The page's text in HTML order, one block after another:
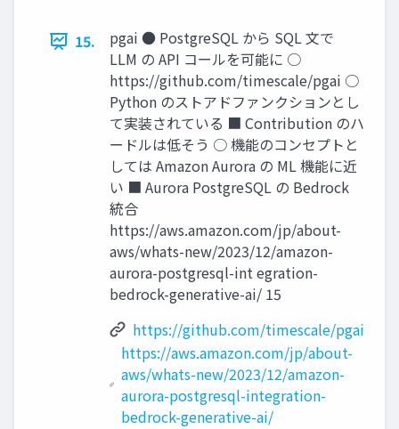
15.
pgai ● PostgreSQL から SQL 文で
LLM の API コールを可能に ○
https://github.com/timescale/pgai ○
Python のストアドファンクションとし
て実装されている ■ Contribution のハ
ードルは低そう ○ 機能のコンセプトと
しては Amazon Aurora の ML 機能に近
い ■ Aurora PostgreSQL の Bedrock
統合
https://aws.amazon.com/jp/about-
aws/whats-new/2023/12/amazon-
aurora-postgresql-int egration-
bedrock-generative-ai/ 15
https://github.com/timescale/pgai
https://aws.amazon.com/jp/about-
aws/whats-new/2023/12/amazon-
aurora-postgresql-integration-
bedrock-generative-ai/